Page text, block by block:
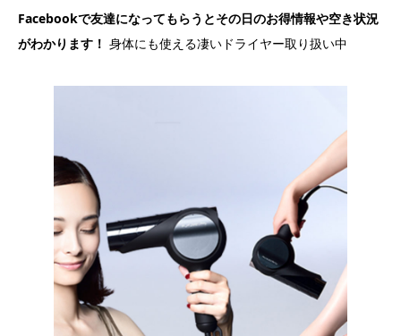
Facebookで友達になってもらうとその日のお得情報や空き状況
がわかります！ 身体にも使える凄いドライヤー取り扱い中